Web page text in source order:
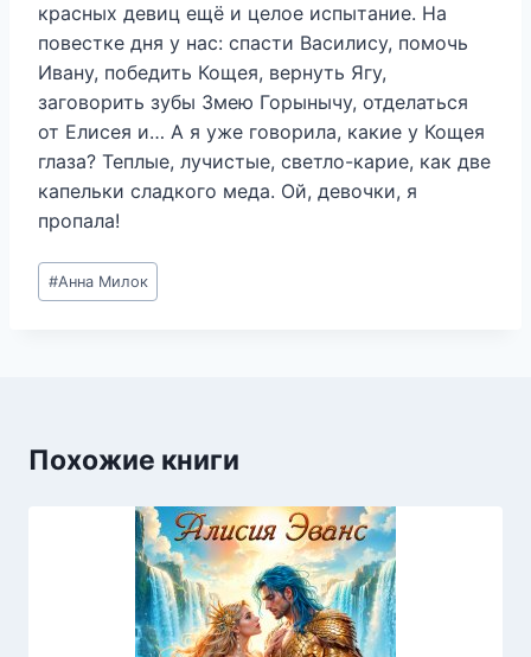
красных девиц ещё и целое испытание. На
повестке дня у нас: спасти Василису, помочь
Ивану, победить Кощея, вернуть Ягу,
заговорить зубы Змею Горынычу, отделаться
от Елисея и… А я уже говорила, какие у Кощея
глаза? Теплые, лучистые, светло-карие, как две
капельки сладкого меда. Ой, девочки, я
пропала!
Метки
записи:
#Анна Милок
Похожие книги